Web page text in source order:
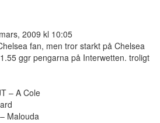
2009 kl 10:05
fan, men tror starkt på Chelsea
ggr pengarna på Interwetten. troligt
– A Cole
Malouda